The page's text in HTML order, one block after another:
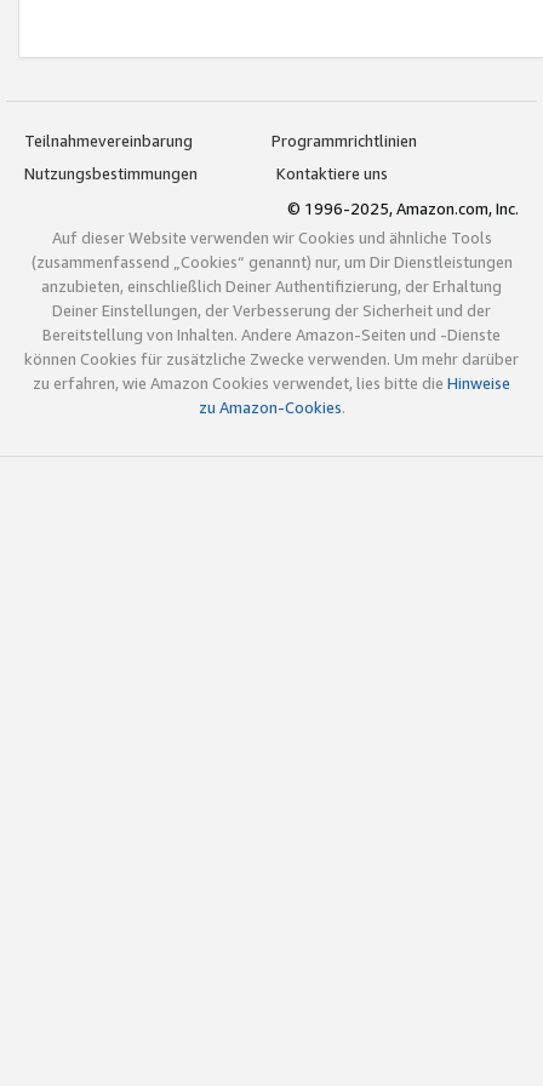
Teilnahmevereinbarung
Programmrichtlinien
Nutzungsbestimmungen
Kontaktiere uns
© 1996-2025, Amazon.com, Inc.
Auf dieser Website verwenden wir Cookies und ähnliche Tools
(zusammenfassend „Cookies“ genannt) nur, um Dir Dienstleistungen
anzubieten, einschließlich Deiner Authentifizierung, der Erhaltung
Deiner Einstellungen, der Verbesserung der Sicherheit und der
Bereitstellung von Inhalten. Andere Amazon-Seiten und -Dienste
können Cookies für zusätzliche Zwecke verwenden. Um mehr darüber
zu erfahren, wie Amazon Cookies verwendet, lies bitte die Hinweise
zu Amazon-Cookies.